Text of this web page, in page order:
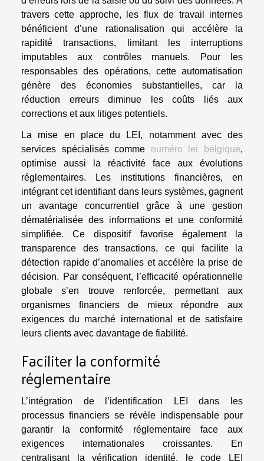
travers cette approche, les flux de travail internes
bénéficient d’une rationalisation qui accélère la
rapidité transactions, limitant les interruptions
imputables aux contrôles manuels. Pour les
responsables des opérations, cette automatisation
génère des économies substantielles, car la
réduction erreurs diminue les coûts liés aux
corrections et aux litiges potentiels.
La mise en place du LEI, notamment avec des
services spécialisés comme numéro lei belgique,
optimise aussi la réactivité face aux évolutions
réglementaires. Les institutions financières, en
intégrant cet identifiant dans leurs systèmes, gagnent
un avantage concurrentiel grâce à une gestion
dématérialisée des informations et une conformité
simplifiée. Ce dispositif favorise également la
transparence des transactions, ce qui facilite la
détection rapide d’anomalies et accélère la prise de
décision. Par conséquent, l’efficacité opérationnelle
globale s’en trouve renforcée, permettant aux
organismes financiers de mieux répondre aux
exigences du marché international et de satisfaire
leurs clients avec davantage de fiabilité.
Faciliter la conformité
réglementaire
L’intégration de l’identification LEI dans les
processus financiers se révèle indispensable pour
garantir la conformité réglementaire face aux
exigences internationales croissantes. En
centralisant la vérification identité, le code LEI